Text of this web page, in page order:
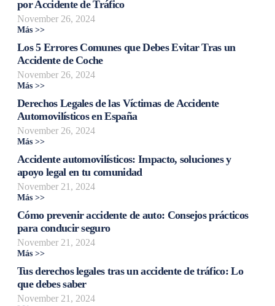
por Accidente de Tráfico
November 26, 2024
Más >>
Los 5 Errores Comunes que Debes Evitar Tras un
Accidente de Coche
November 26, 2024
Más >>
Derechos Legales de las Víctimas de Accidente
Automovilísticos en España
November 26, 2024
Más >>
Accidente automovilísticos: Impacto, soluciones y
apoyo legal en tu comunidad
November 21, 2024
Más >>
Cómo prevenir accidente de auto: Consejos prácticos
para conducir seguro
November 21, 2024
Más >>
Tus derechos legales tras un accidente de tráfico: Lo
que debes saber
November 21, 2024